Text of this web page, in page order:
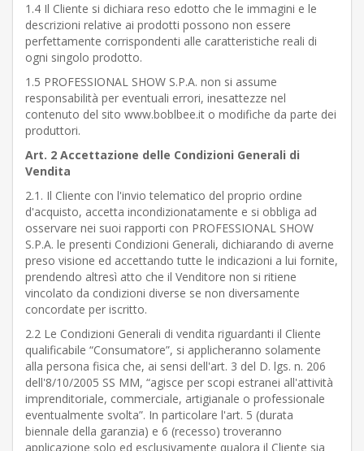
1.4 Il Cliente si dichiara reso edotto che le immagini e le
descrizioni relative ai prodotti possono non essere
perfettamente corrispondenti alle caratteristiche reali di
ogni singolo prodotto.
1.5 PROFESSIONAL SHOW S.P.A. non si assume
responsabilità per eventuali errori, inesattezze nel
contenuto del sito www.boblbee.it o modifiche da parte dei
produttori.
Art. 2 Accettazione delle Condizioni Generali di
Vendita
2.1. Il Cliente con l'invio telematico del proprio ordine
d'acquisto, accetta incondizionatamente e si obbliga ad
osservare nei suoi rapporti con PROFESSIONAL SHOW
S.P.A. le presenti Condizioni Generali, dichiarando di averne
preso visione ed accettando tutte le indicazioni a lui fornite,
prendendo altresì atto che il Venditore non si ritiene
vincolato da condizioni diverse se non diversamente
concordate per iscritto.
2.2 Le Condizioni Generali di vendita riguardanti il Cliente
qualificabile “Consumatore”, si applicheranno solamente
alla persona fisica che, ai sensi dell'art. 3 del D. lgs. n. 206
dell'8/10/2005 SS MM, “agisce per scopi estranei all'attività
imprenditoriale, commerciale, artigianale o professionale
eventualmente svolta”. In particolare l'art. 5 (durata
biennale della garanzia) e 6 (recesso) troveranno
applicazione solo ed esclusivamente qualora il Cliente sia